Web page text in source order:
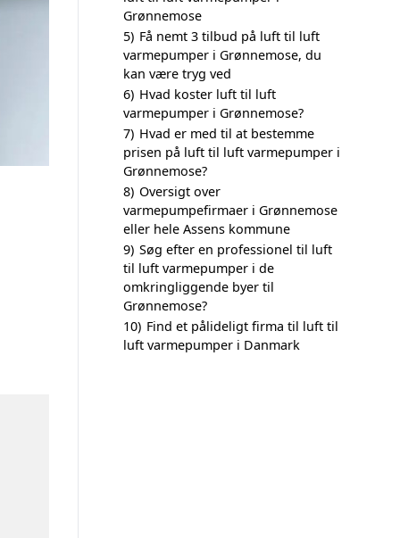
Grønnemose
5) Få nemt 3 tilbud på luft til luft
varmepumper i Grønnemose, du
kan være tryg ved
6) Hvad koster luft til luft
varmepumper i Grønnemose?
7) Hvad er med til at bestemme
prisen på luft til luft varmepumper i
Grønnemose?
8) Oversigt over
varmepumpefirmaer i Grønnemose
eller hele Assens kommune
9) Søg efter en professionel til luft
til luft varmepumper i de
omkringliggende byer til
Grønnemose?
10) Find et pålideligt firma til luft til
luft varmepumper i Danmark